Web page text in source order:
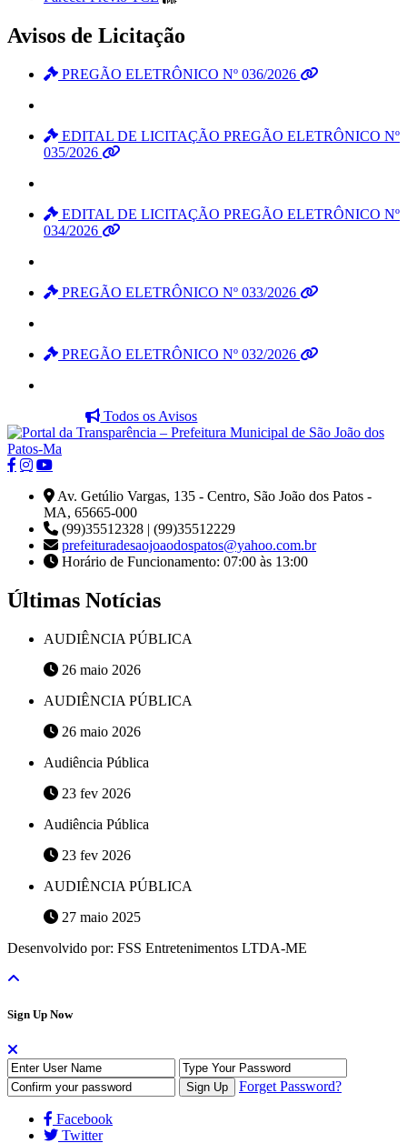
Avisos de Licitação
PREGÃO ELETRÔNICO Nº 036/2026
EDITAL DE LICITAÇÃO PREGÃO ELETRÔNICO Nº
035/2026
EDITAL DE LICITAÇÃO PREGÃO ELETRÔNICO Nº
034/2026
PREGÃO ELETRÔNICO Nº 033/2026
PREGÃO ELETRÔNICO Nº 032/2026
Todos os Avisos
Av. Getúlio Vargas, 135 - Centro, São João dos Patos -
MA, 65665-000
(99)35512328 | (99)35512229
prefeituradesaojoaodospatos@yahoo.com.br
Horário de Funcionamento: 07:00 às 13:00
Últimas Notícias
AUDIÊNCIA PÚBLICA
26 maio 2026
AUDIÊNCIA PÚBLICA
26 maio 2026
Audiência Pública
23 fev 2026
Audiência Pública
23 fev 2026
AUDIÊNCIA PÚBLICA
27 maio 2025
Desenvolvido por: FSS Entretenimentos LTDA-ME
Sign Up Now
Forget Password?
Facebook
Twitter